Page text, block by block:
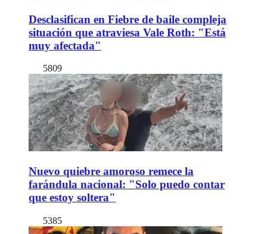
Desclasifican en Fiebre de baile compleja
situación que atraviesa Vale Roth: "Está
muy afectada"
5809
Nuevo quiebre amoroso remece la
farándula nacional: "Solo puedo contar
que estoy soltera"
5385